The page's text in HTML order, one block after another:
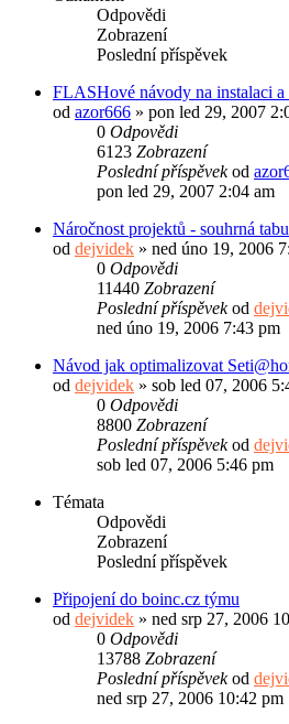
Odpovědi
Zobrazení
Poslední příspěvek
FLASHové návody na instalaci
od azor666 » pon led 29, 2007
0 Odpovědi
6123 Zobrazení
Poslední příspěvekod
pon led 29, 2007 2:04 am
Náročnost projektů - souhrná
od dejvidek » ned úno 19, 2006
0 Odpovědi
11440 Zobrazení
Poslední příspěvekod
ned úno 19, 2006 7:43 pm
Návod jak optimalizovat
od dejvidek » sob led 07, 2006
0 Odpovědi
8800 Zobrazení
Poslední příspěvekod
sob led 07, 2006 5:46 pm
Témata
Odpovědi
Zobrazení
Poslední příspěvek
Připojení do boinc.cz týmu
od dejvidek » ned srp 27, 2006
0 Odpovědi
13788 Zobrazení
Poslední příspěvekod
ned srp 27, 2006 10:42 pm